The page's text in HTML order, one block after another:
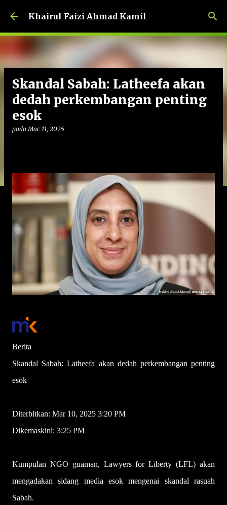
Langkau ke kandungan utama
Khairul Faizi Ahmad Kamil
Skandal Sabah: Latheefa akan
dedah perkembangan penting
esok
padaMac 11, 2025
Berita
Skandal Sabah: Latheefa akan dedah perkembangan penting
esok
Diterbitkan: Mar 10, 2025 3:20 PM
Dikemaskini: 3:25 PM
Kumpulan NGO guaman, Lawyers for Liberty (LFL) akan
mengadakan sidang media esok mengenai skandal rasuah
Sabah.